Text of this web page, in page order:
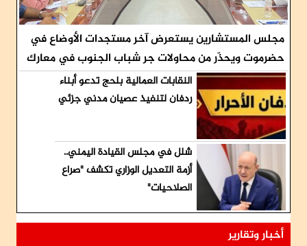
مجلس المستشارين يستعرض آخر مستجدات الأوضاع في
حضرموت ويحذّر من محاولات جر شباب الجنوب في معارك
لا تخدم قضيتهم
النقابات العمالية بلحج تدعو أبناء
ردفان لتنفيذ عصيان مدني جزئي
شلل في مجلس القيادة اليمني..
أزمة التعديل الوزاري تكشف "صراع
الصلاحيات"
أخبار وتقارير